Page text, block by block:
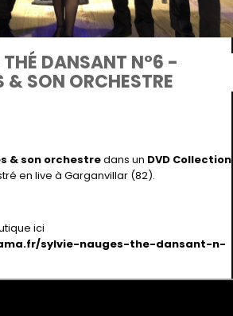
DANSANT N°6 -
& SON ORCHESTRE
& son orchestredans un DVD Collection
en live à Garganvillar (82).
ici
sylvie-nauges-the-dansant-n-